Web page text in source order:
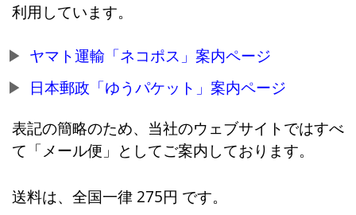
利用しています。
ヤマト運輸「ネコポス」案内ページ
日本郵政「ゆうパケット」案内ページ
表記の簡略のため、当社のウェブサイトではすべ
て「メール便」としてご案内しております。
送料は、全国一律 275円 です。